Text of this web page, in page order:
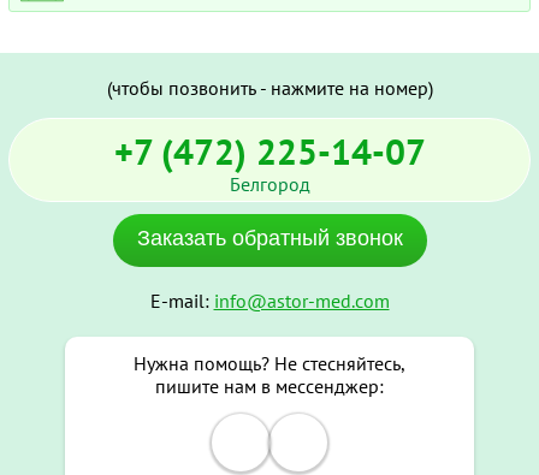
(чтобы позвонить - нажмите на номер)
+7 (472) 225-14-07
Белгород
Заказать обратный звонок
E-mail: info@astor-med.com
Нужна помощь? Не стесняйтесь,
пишите нам в мессенджер: